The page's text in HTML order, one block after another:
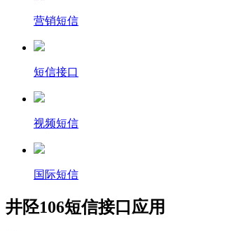
营销短信
短信接口
视频短信
国际短信
井陉106短信接口应用